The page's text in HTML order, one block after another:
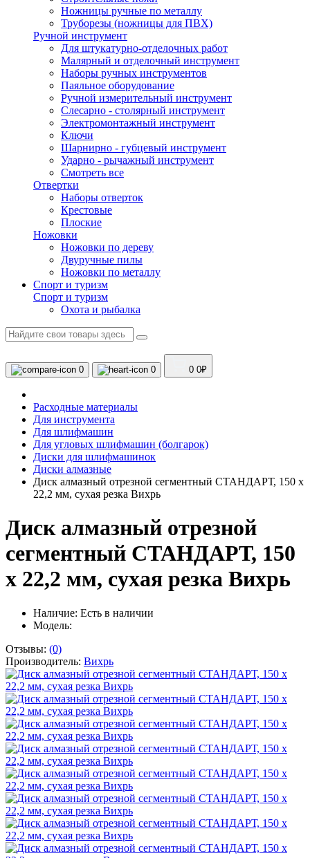
Ножницы ручные по металлу
Труборезы (ножницы для ПВХ)
Ручной инструмент
Для штукатурно-отделочных работ
Малярный и отделочный инструмент
Наборы ручных инструментов
Паяльное оборудование
Ручной измерительный инструмент
Слесарно - столярный инструмент
Электромонтажный инструмент
Ключи
Шарнирно - губцевый инструмент
Ударно - рычажный инструмент
Смотреть все
Отвертки
Наборы отверток
Крестовые
Плоские
Ножовки
Ножовки по дереву
Двуручные пилы
Ножовки по металлу
Спорт и туризм
Спорт и туризм
Охота и рыбалка
0 0 0 0₽
Расходные материалы
Для инструмента
Для шлифмашин
Для угловых шлифмашин (болгарок)
Диски для шлифмашинок
Диски алмазные
Диск алмазный отрезной сегментный СТАНДАРТ, 150 х
22,2 мм, сухая резка Вихрь
Диск алмазный отрезной
сегментный СТАНДАРТ, 150
х 22,2 мм, сухая резка Вихрь
Наличие: Есть в наличии
Модель:
Отзывы: (0)
Производитель: Вихрь